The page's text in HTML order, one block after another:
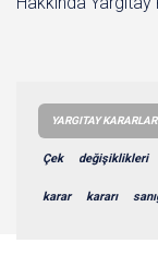
YARGITAY
Çek değişiklikleri
karar kararı